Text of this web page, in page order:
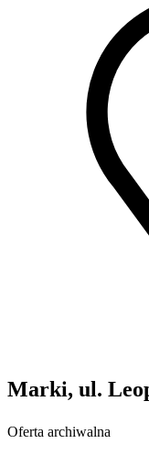
Marki, ul.
Oferta archiwalna